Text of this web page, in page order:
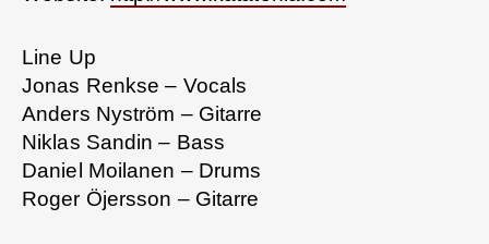
Line Up
Jonas Renkse – Vocals
Anders Nyström – Gitarre
Niklas Sandin – Bass
Daniel Moilanen – Drums
Roger Öjersson – Gitarre